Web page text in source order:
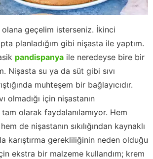
olana geçelim isterseniz. İkinci
planladığım gibi nişasta ile yaptım.
pandispanya ile neredeyse bire bir
Nişasta su ya da süt gibi sıvı
muhteşem bir bağlayıcıdır.
olmadığı için nişastanın
tam olarak faydalanılamıyor. Hem
de nişastanın sıkılığından kaynaklı
karıştırma gerekliliğinin neden olduğu
ekstra bir malzeme kullandım; krem